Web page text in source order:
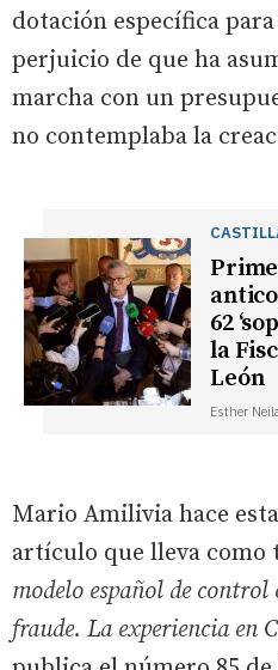
dotación específica
perjuicio de que ha
marcha con un
no contemplaba la
62
la
León
Esther
Mario Amilivia hace
artículo que lleva como
modelo español de
fraude. La experiencia en